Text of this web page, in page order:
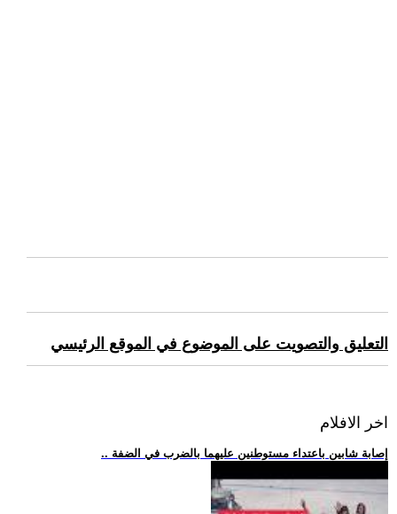
التعليق والتصويت على الموضوع في الموقع الرئيسي
اخر الافلام
.. إصابة شابين باعتداء مستوطنين عليهما بالضرب في الضفة